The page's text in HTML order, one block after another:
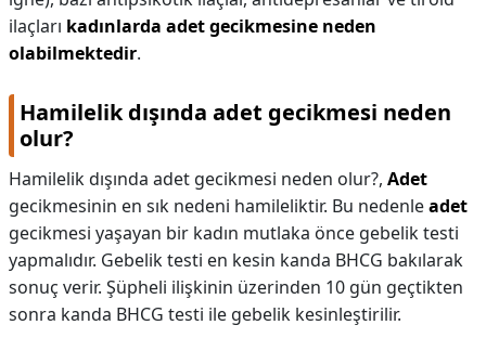
ilaçları kadınlarda adet gecikmesine neden
olabilmektedir.
Hamilelik dışında adet gecikmesi neden
olur?
Hamilelik dışında adet gecikmesi neden olur?, Adet
gecikmesinin en sık nedeni hamileliktir. Bu nedenleadet
gecikmesi yaşayan bir kadın mutlaka önce gebelik testi
yapmalıdır. Gebelik testi en kesin kanda BHCG bakılarak
sonuç verir. Şüpheli ilişkinin üzerinden 10 gün geçtikten
sonra kanda BHCG testi ile gebelik kesinleştirilir.